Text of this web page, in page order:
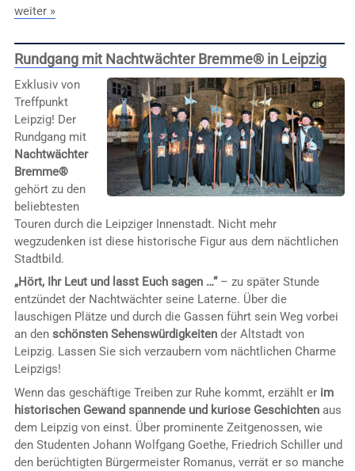
weiter »
Rundgang mit Nachtwächter Bremme® in Leipzig
Exklusiv von
Treffpunkt
Leipzig! Der
Rundgang mit
Nachtwächter
Bremme®
gehört zu den
beliebtesten
Touren durch die Leipziger Innenstadt. Nicht mehr
wegzudenken ist diese historische Figur aus dem nächtlichen
Stadtbild.
„Hört, Ihr Leut und lasst Euch sagen …“– zu später Stunde
entzündet der Nachtwächter seine Laterne. Über die
lauschigen Plätze und durch die Gassen führt sein Weg vorbei
an den schönsten Sehenswürdigkeitender Altstadt von
Leipzig. Lassen Sie sich verzaubern vom nächtlichen Charme
Leipzigs!
Wenn das geschäftige Treiben zur Ruhe kommt, erzählt er im
historischen Gewand spannende und kuriose Geschichtenaus
dem Leipzig von einst. Über prominente Zeitgenossen, wie
den Studenten Johann Wolfgang Goethe, Friedrich Schiller und
den berüchtigten Bürgermeister Romanus, verrät er so manche